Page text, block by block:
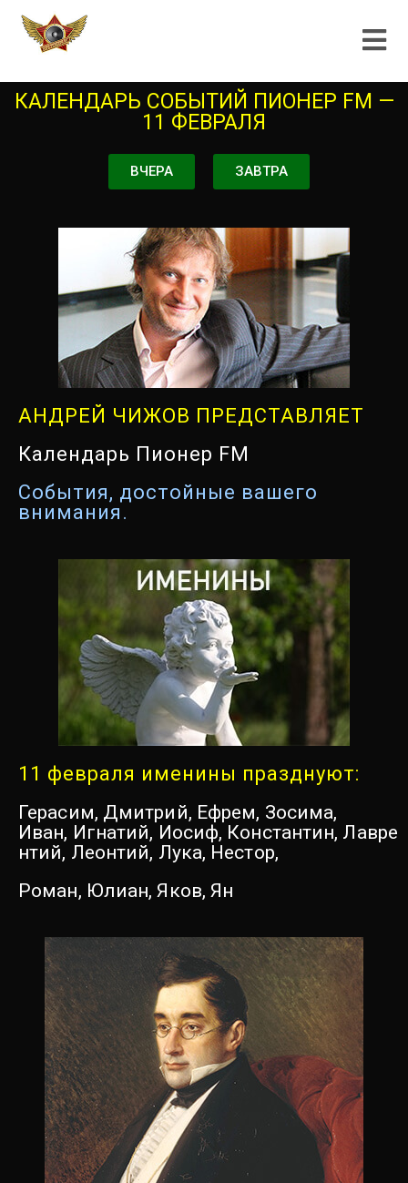
КАЛЕНДАРЬ СОБЫТИЙ ПИОНЕР FM —
11 ФЕВРАЛЯ
ВЧЕРА ЗАВТРА
АНДРЕЙ ЧИЖОВ ПРЕДСТАВЛЯЕТ
Календарь Пионер FM
События, достойные вашего
внимания.
11 февраля именины празднуют:
Герасим, Дмитрий, Ефрем, Зосима,
Иван, Игнатий, Иосиф, Константин, Лавре
нтий, Леонтий, Лука, Нестор,
Роман, Юлиан,Яков,Ян